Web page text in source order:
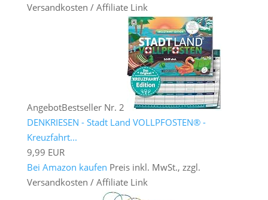
Versandkosten / Affiliate Link
AngebotBestseller Nr. 2
DENKRIESEN - Stadt Land VOLLPFOSTEN® -
Kreuzfahrt...
9,99 EUR
Bei Amazon kaufen Preis inkl. MwSt., zzgl.
Versandkosten / Affiliate Link